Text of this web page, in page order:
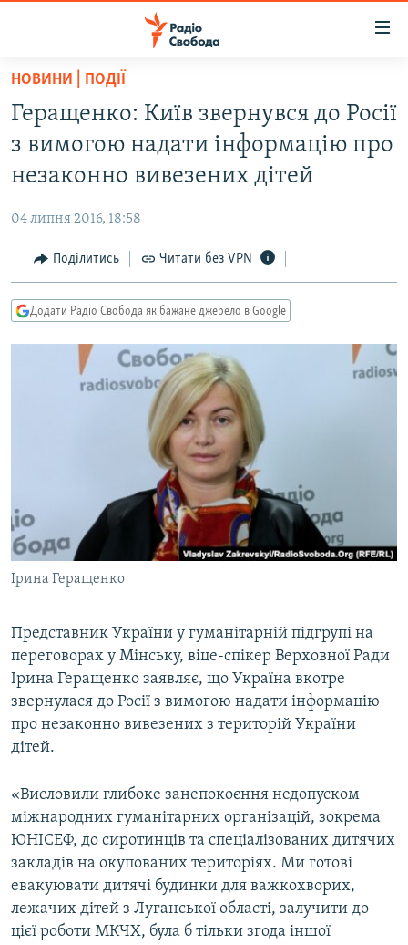
Перейти
основного
матеріалу
до
основної
Перейти
до
пошуку
ВСЕ ЗА ДОБУ
СУСПІЛЬСТВО
РОСІЙСЬКА «ФІЛЬТРАЦІЯ»
ДОНБАС.РЕАЛІЇ
ТИ ЯК?
КИТАЙ.ВИКЛИКИ
ПОДКАСТИ
КРИМ РЕАЛІЇ
УКР
КТАТ
ДОЛУЧАЙСЯ!
Усі сайти RFE/RL
НОВИНИ | ПОДІЇ
Геращенко: Київ звернувся до Росії
з вимогою надати інформацію про
незаконно вивезених дітей
04 липня 2016, 18:58
Поділитись Читати без VPN
Додати Радіо Свобода як бажане джерело в Google
Ірина Геращенко
Представник України у гуманітарній підгрупі на
переговорах у Мінську, віце-спікер Верховної Ради
Ірина Геращенко заявляє, що Україна вкотре
звернулася до Росії з вимогою надати інформацію
про незаконно вивезених з територій України
дітей.
«Висловили глибоке занепокоєння недопуском
міжнародних гуманітарних організацій, зокрема
ЮНІСЕФ, до сиротинців та спеціалізованих дитячих
закладів на окупованих територіях. Ми готові
евакуювати дитячі будинки для важкохворих,
лежачих дітей з Луганської області, залучити до
цієї роботи МКЧХ, була б тільки згода іншої